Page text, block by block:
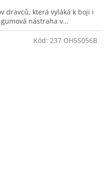
dravců, která vyláká k boji i
nástraha v...
Kód: 237 OH5S056B